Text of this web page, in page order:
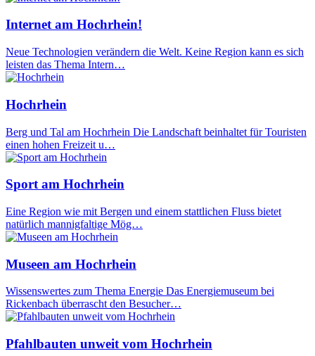
Internet am Hochrhein!
Neue Technologien verändern die Welt. Keine Region kann es sich
leisten das Thema Intern…
Hochrhein
Berg und Tal am Hochrhein Die Landschaft beinhaltet für Touristen
einen hohen Freizeit u…
Sport am Hochrhein
Eine Region wie mit Bergen und einem stattlichen Fluss bietet
natürlich mannigfaltige Mög…
Museen am Hochrhein
Wissenswertes zum Thema Energie Das Energiemuseum bei
Rickenbach überrascht den Besucher…
Pfahlbauten unweit vom Hochrhein